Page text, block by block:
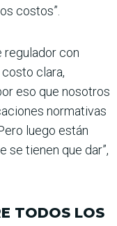
costos”.
regulador con
clara,
eso que nosotros
nor­mativas
luego están
se tienen que dar”,
TODOS LOS